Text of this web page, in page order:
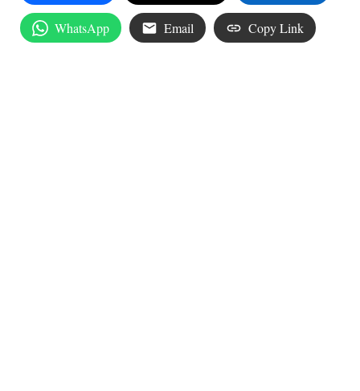
WhatsApp Email Copy Link